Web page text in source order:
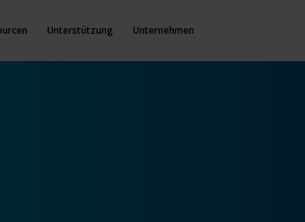
Unterstützung Unternehmen